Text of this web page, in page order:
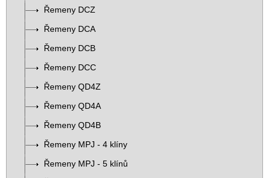
Řemeny DCZ
Řemeny DCA
Řemeny DCB
Řemeny DCC
Řemeny QD4Z
Řemeny QD4A
Řemeny QD4B
Řemeny MPJ - 4 klíny
Řemeny MPJ - 5 klínů